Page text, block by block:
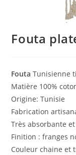
Fouta
Fouta Tunisienne
Matière 100%
Origine: Tunisie
Fabrication
Très absorbante
Finition : franges
Couleur chaine et